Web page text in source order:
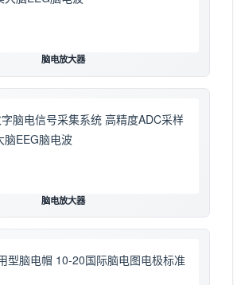
脑电放大器
脑电放大器